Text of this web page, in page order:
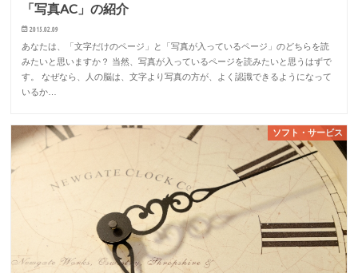
「写真AC」の紹介
2015.02.09
あなたは、「文字だけのページ」と「写真が入っているページ」のどちらを読
みたいと思いますか？ 当然、写真が入っているページを読みたいと思うはずで
す。 なぜなら、人の脳は、文字より写真の方が、よく認識できるようになって
いるか…
ソフト・サービス